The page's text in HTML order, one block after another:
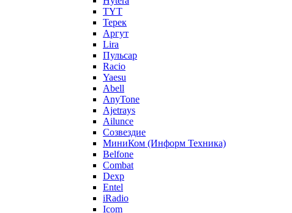
TYT
Терек
Аргут
Lira
Пульсар
Racio
Yaesu
Abell
AnyTone
Ajetrays
Ailunce
Созвездие
МиниКом (Информ Техника)
Belfone
Combat
Dexp
Entel
iRadio
Icom